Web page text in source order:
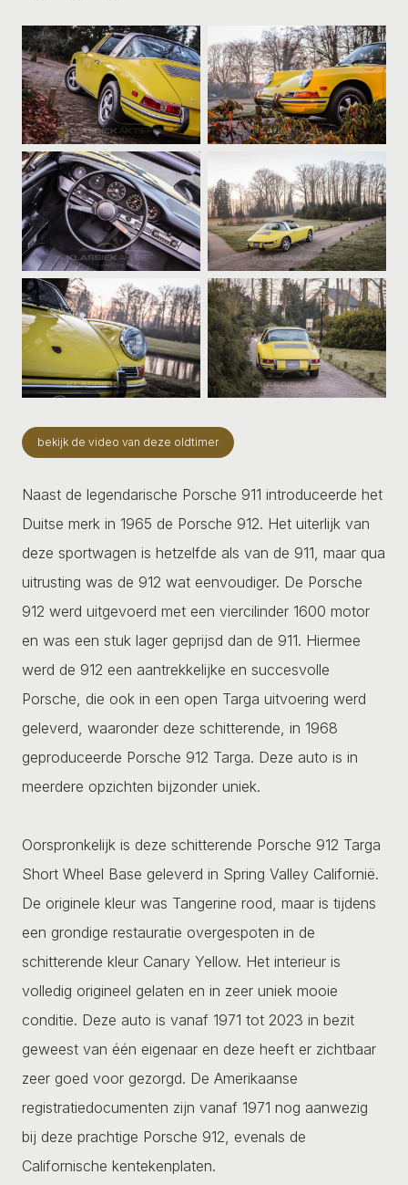
bekijk de video van deze oldtimer
Naast de legendarische Porsche 911 introduceerde het
Duitse merk in 1965 de Porsche 912. Het uiterlijk van
deze sportwagen is hetzelfde als van de 911, maar qua
uitrusting was de 912 wat eenvoudiger. De Porsche
912 werd uitgevoerd met een viercilinder 1600 motor
en was een stuk lager geprijsd dan de 911. Hiermee
werd de 912 een aantrekkelijke en succesvolle
Porsche, die ook in een open Targa uitvoering werd
geleverd, waaronder deze schitterende, in 1968
geproduceerde Porsche 912 Targa. Deze auto is in
meerdere opzichten bijzonder uniek.
Oorspronkelijk is deze schitterende Porsche 912 Targa
Short Wheel Base geleverd in Spring Valley Californië.
De originele kleur was Tangerine rood, maar is tijdens
een grondige restauratie overgespoten in de
schitterende kleur Canary Yellow. Het interieur is
volledig origineel gelaten en in zeer uniek mooie
conditie. Deze auto is vanaf 1971 tot 2023 in bezit
geweest van één eigenaar en deze heeft er zichtbaar
zeer goed voor gezorgd. De Amerikaanse
registratiedocumenten zijn vanaf 1971 nog aanwezig
bij deze prachtige Porsche 912, evenals de
Californische kentekenplaten.